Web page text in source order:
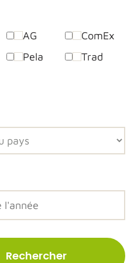
AG
ComEx
Pela
Trad
Rechercher